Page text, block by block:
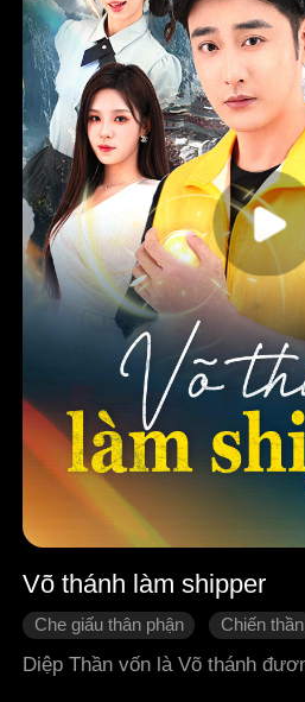
Võ thánh làm shipper
Che giấu thân phận
Chiến thần
Thanh mai trúc mã
Vả mặt
Đô thị hiện đại